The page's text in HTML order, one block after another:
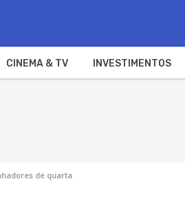
CINEMA & TV INVESTIMENTOS
de quarta